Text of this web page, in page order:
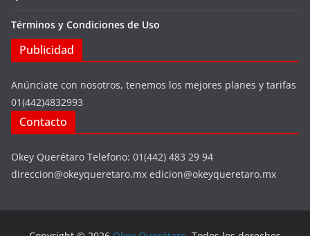
Términos y Condiciones de Uso
Publicidad
Anúnciate con nosotros, tenemos los mejores planes y tarifas
01(442)4832993
Contacto
Okey Querétaro Telefono: 01(442) 483 29 94
direccion@okeyqueretaro.mx edicion@okeyqueretaro.mx